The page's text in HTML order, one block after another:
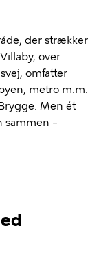
der strækker
over
omfatter
metro m.m.
Men ét
–